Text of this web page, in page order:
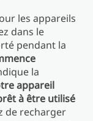
les appareils
dans le
pendant la
la
appareil
à être utilisé
de recharger